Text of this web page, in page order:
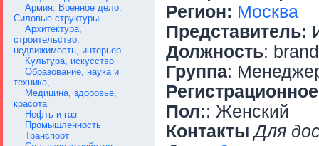
Армия. Военное дело.
Силовые структуры
Архитектура,
строительство,
недвижимость, интерьер
Культура, искусство
Образование, наука и
техника,
Медицина, здоровье,
красота
Нефть и газ
Промышленность
Транспорт
Регион: Москва
Представитель:
Должность:
Группа:
Пол:: Женский
Контакты Для